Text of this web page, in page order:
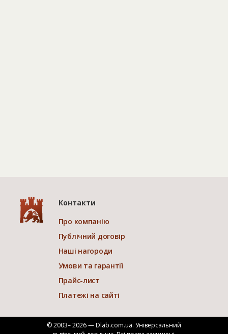
Контакти
Про компанію
Публічний договір
Наші нагороди
Умови та гарантії
Прайс-лист
Платежі на сайті
© 2003– 2026 — Dlab.com.ua. Універсальний